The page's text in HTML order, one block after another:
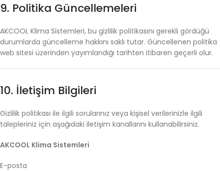
9. Politika Güncellemeleri
AKCOOL Klima Sistemleri, bu gizlilik politikasını gerekli gördüğü
durumlarda güncelleme hakkını saklı tutar. Güncellenen politika
web sitesi üzerinden yayımlandığı tarihten itibaren geçerli olur.
10. İletişim Bilgileri
Gizlilik politikası ile ilgili sorularınız veya kişisel verilerinizle ilgili
talepleriniz için aşağıdaki iletişim kanallarını kullanabilirsiniz.
AKCOOL Klima Sistemleri
E-posta